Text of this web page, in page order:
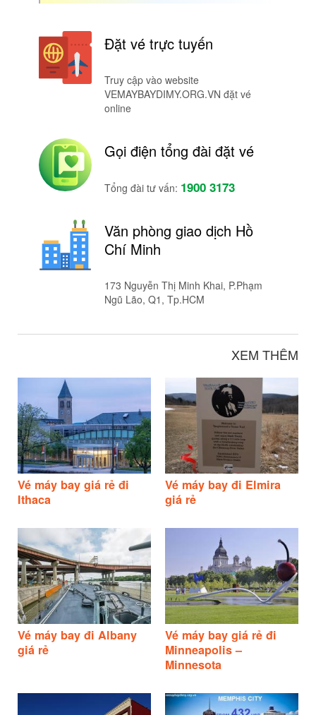
Đặt vé trực tuyến
Truy cập vào website
VEMAYBAYDIMY.ORG.VN đặt vé
online
Gọi điện tổng đài đặt vé
Tổng đài tư vấn: 1900 3173
Văn phòng giao dịch Hồ
Chí Minh
173 Nguyễn Thị Minh Khai, P.Phạm
Ngũ Lão, Q1, Tp.HCM
XEM THÊM
Vé máy bay giá rẻ đi
Ithaca
Vé máy bay đi Elmira
giá rẻ
Vé máy bay đi Albany
giá rẻ
Vé máy bay giá rẻ đi
Minneapolis –
Minnesota